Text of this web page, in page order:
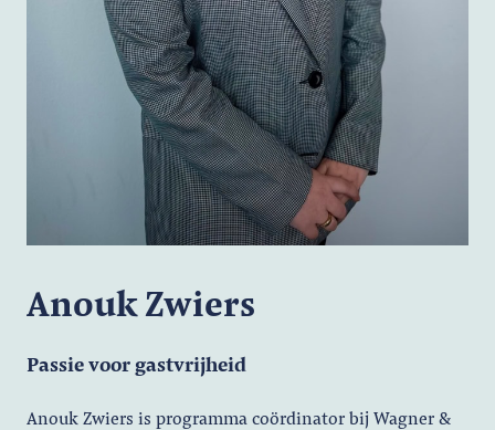
Anouk Zwiers
Passie voor gastvrijheid
Anouk Zwiers is programma coördinator bij Wagner &